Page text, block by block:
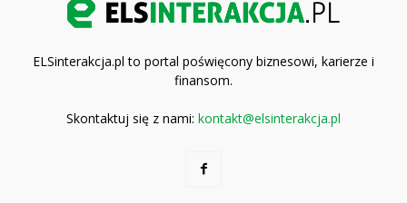
ELSinterakcja.pl to portal poświęcony biznesowi, karierze i
finansom.
Skontaktuj się z nami: kontakt@elsinterakcja.pl